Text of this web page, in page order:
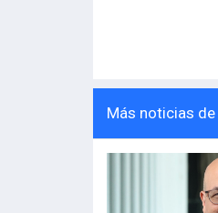
Más noticias de